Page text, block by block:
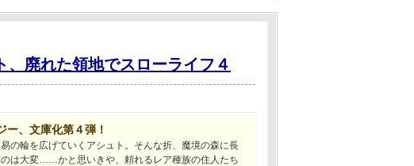
、廃れた領地でスローライフ４
ー、文庫化第４弾！
の輪を広げていくアシュト。そんな折、魔境の森に長
は大変……かと思いきや、頼れるレア種族の住人たち